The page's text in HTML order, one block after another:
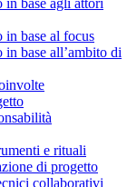
base agli attori
base al focus
base all’ambito di
e rituali
di progetto
collaborativi